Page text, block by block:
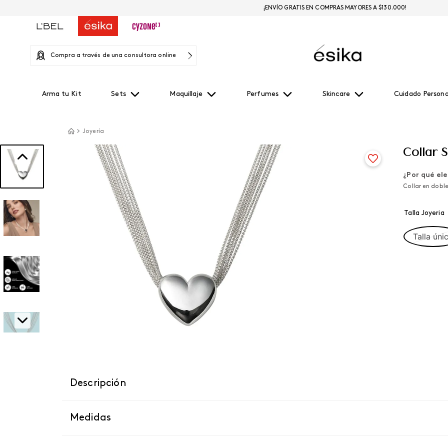
Compra a través de una consultora online
Arma tu Kit Sets Maquillaje Perfumes Skincare Cuidado
¡ENVÍO GRATIS EN COMPRAS MAYORES A $130.000!
Joyería
Collar
¿Por qué
Collar en
Talla Joyeria
Talla
Descripción
Medidas